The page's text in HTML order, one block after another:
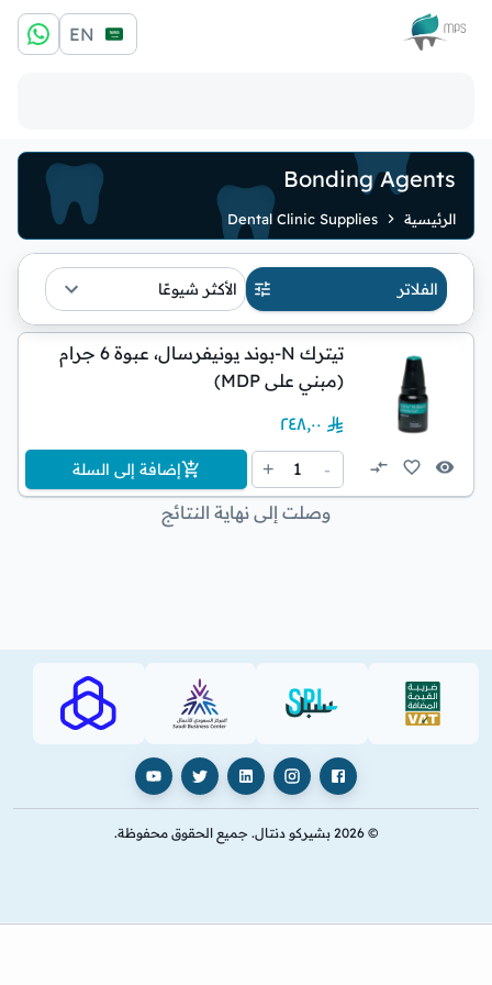
الشعار EN
Bonding Agents
الرئيسية Dental Clinic Supplies
الفلاتر الأكثر شيوعًا
تيترك N-بوند يونيفرسال، عبوة 6 جرام
(مبني على MDP)
٢٤٨٫٠٠
-
1
+ إضافة إلى السلة
وصلت إلى نهاية النتائج
VAT (PDF)
SPL (PDF)
SBC
(PDF)
فيسبوكإنستغراملينكدإنX يوتيوب
© 2026 بشيركو دنتال. جميع الحقوق محفوظة.